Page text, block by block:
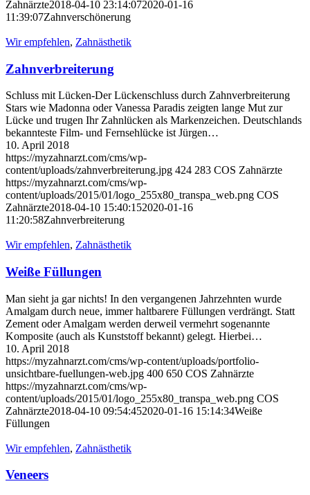
Zahnärzte2018-04-10 23:14:072020-01-16
11:39:07Zahnverschönerung
Wir empfehlen, Zahnästhetik
Zahnverbreiterung
Schluss mit Lücken-Der Lückenschluss durch Zahnverbreiterung
Stars wie Madonna oder Vanessa Paradis zeigten lange Mut zur
Lücke und trugen Ihr Zahnlücken als Markenzeichen. Deutschlands
bekannteste Film- und Fernsehlücke ist Jürgen…
10. April 2018
https://myzahnarzt.com/cms/wp-
content/uploads/zahnverbreiterung.jpg 424 283 COS Zahnärzte
https://myzahnarzt.com/cms/wp-
content/uploads/2015/01/logo_255x80_transpa_web.png COS
Zahnärzte2018-04-10 15:40:152020-01-16
11:20:58Zahnverbreiterung
Wir empfehlen, Zahnästhetik
Weiße Füllungen
Man sieht ja gar nichts! In den vergangenen Jahrzehnten wurde
Amalgam durch neue, immer haltbarere Füllungen verdrängt. Statt
Zement oder Amalgam werden derweil vermehrt sogenannte
Komposite (auch als Kunststoff bekannt) gelegt. Hierbei…
10. April 2018
https://myzahnarzt.com/cms/wp-content/uploads/portfolio-
unsichtbare-fuellungen-web.jpg 400 650 COS Zahnärzte
https://myzahnarzt.com/cms/wp-
content/uploads/2015/01/logo_255x80_transpa_web.png COS
Zahnärzte2018-04-10 09:54:452020-01-16 15:14:34Weiße
Füllungen
Wir empfehlen, Zahnästhetik
Veneers